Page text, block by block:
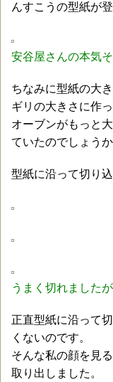
んすこうの型紙が登
安谷屋さんの本気
ちなみに型紙の大
ギリの大きさに作
オーブンがもっと
ていたのでしょうか
型紙に沿って切り
うまく切れました
正直型紙に沿って
くないのです。
そんな私の顔を見
取り出しました。